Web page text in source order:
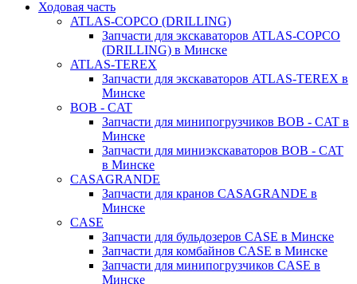
Ходовая часть
ATLAS-COPCO (DRILLING)
Запчасти для экскаваторов ATLAS-COPCO
(DRILLING) в Минске
ATLAS-TEREX
Запчасти для экскаваторов ATLAS-TEREX в
Минске
BOB - CAT
Запчасти для минипогрузчиков BOB - CAT в
Минске
Запчасти для миниэкскаваторов BOB - CAT
в Минске
CASAGRANDE
Запчасти для кранов CASAGRANDE в
Минске
CASE
Запчасти для бульдозеров CASE в Минске
Запчасти для комбайнов CASE в Минске
Запчасти для минипогрузчиков CASE в
Минске